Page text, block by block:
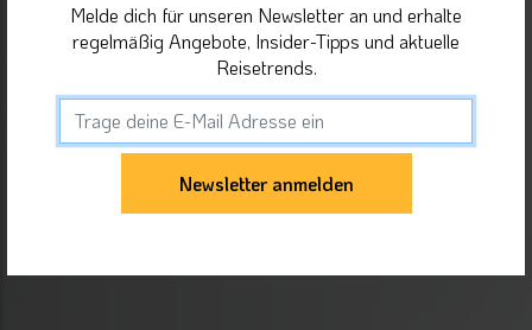
Melde dich für unseren Newsletter an und erhalte
regelmäßig Angebote, Insider-Tipps und aktuelle
Reisetrends.